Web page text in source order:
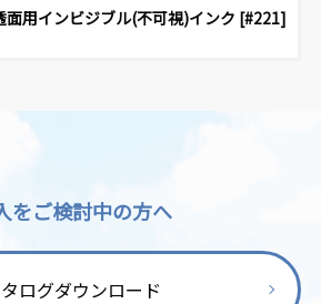
面用インビジブル(不可視)インク [#221]
をご検討中の方へ
ログダウンロード